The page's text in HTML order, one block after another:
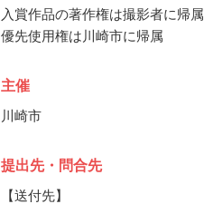
入賞作品の著作権は撮影者に帰属
優先使用権は川崎市に帰属
主催
川崎市
提出先・問合先
【送付先】